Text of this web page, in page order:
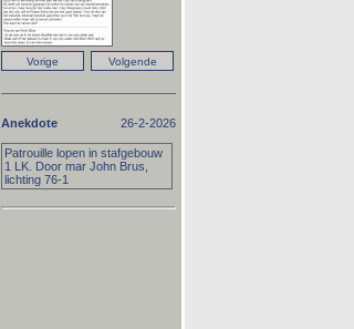
Anekdote 26-2-2026
Patrouille lopen in stafgebouw
1 LK. Door mar John Brus,
lichting 76-1